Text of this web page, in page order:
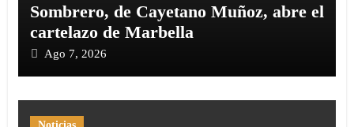
Sombrero, de Cayetano Muñoz, abre el
cartelazo de Marbella
Ago 7, 2026
Noticias